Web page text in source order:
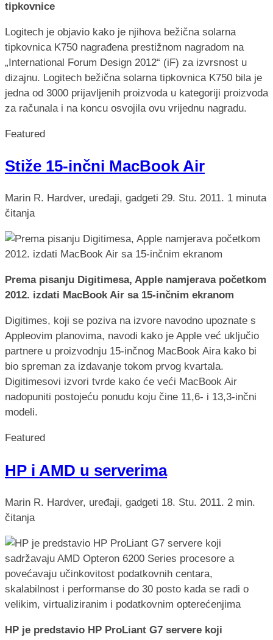
tipkovnice
Logitech je objavio kako je njihova bežična solarna
tipkovnica K750 nagrađena prestižnom nagradom na
„International Forum Design 2012“ (iF) za izvrsnost u
dizajnu. Logitech bežična solarna tipkovnica K750 bila je
jedna od 3000 prijavljenih proizvoda u kategoriji proizvoda
za računala i na koncu osvojila ovu vrijednu nagradu.
Featured
Stiže 15-inčni MacBook Air
Marin R. Hardver, uređaji, gadgeti 29. Stu. 2011. 1 minuta
čitanja
Prema pisanju Digitimesa, Apple namjerava početkom
2012. izdati MacBook Air sa 15-inčnim ekranom
Digitimes, koji se poziva na izvore navodno upoznate s
Appleovim planovima, navodi kako je Apple već uključio
partnere u proizvodnju 15-inčnog MacBook Aira kako bi
bio spreman za izdavanje tokom prvog kvartala.
Digitimesovi izvori tvrde kako će veći MacBook Air
nadopuniti postojeću ponudu koju čine 11,6- i 13,3-inčni
modeli.
Featured
HP i AMD u serverima
Marin R. Hardver, uređaji, gadgeti 18. Stu. 2011. 2 min.
čitanja
HP je predstavio HP ProLiant G7 servere koji